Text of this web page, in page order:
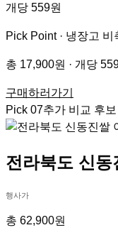
개당 559원
Pick Point · 냉장고 비
총 17,900원 · 개당
구매하러가기
Pick 07추가 비교 후보
전라북도 신동
행사가
총 62,900원